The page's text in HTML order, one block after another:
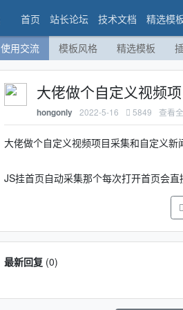
首页 站长论坛 技术文档 精选模
使用交流 模板风格 精选模板
大佬做个自定义视频
hongonly 2022-5-16 5849 查看
大佬做个自定义视频项目采集和自定义新
JS挂首页自动采集那个每次打开首页会直
最新回复(0)